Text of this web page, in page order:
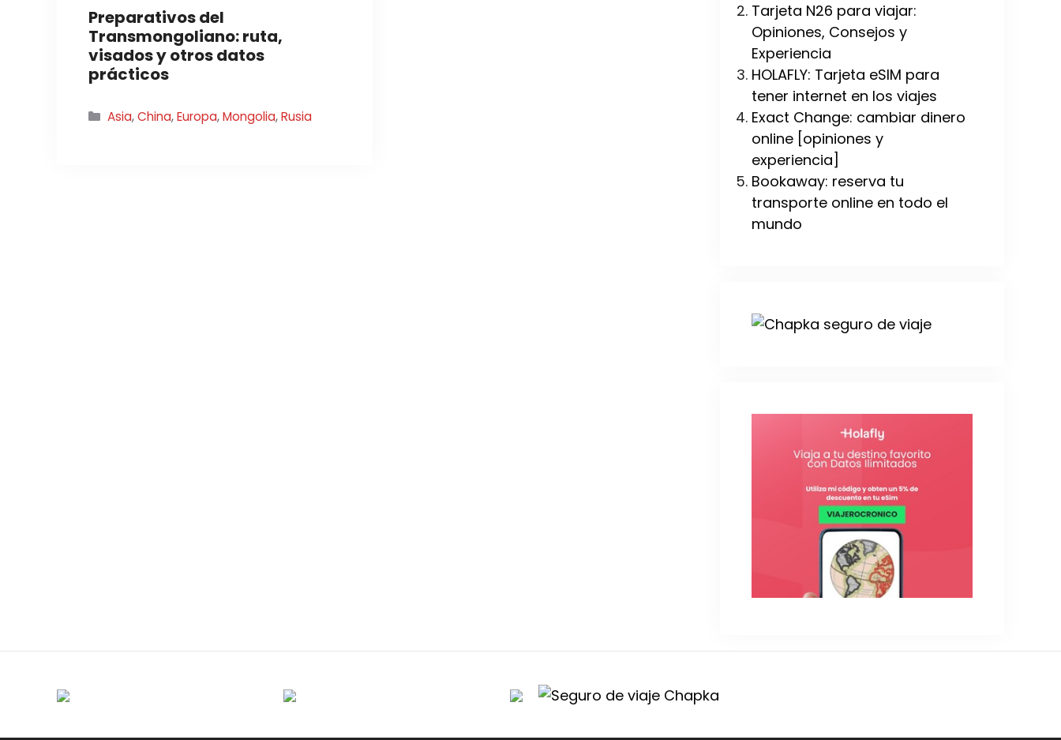
Preparativos del
Transmongoliano: ruta,
visados y otros datos
prácticos
Categorías
Asia,China,Europa,Mongolia,Rusia
Tarjeta N26 para viajar:
Opiniones, Consejos y
Experiencia
HOLAFLY: Tarjeta eSIM para
tener internet en los viajes
Exact Change: cambiar dinero
online [opiniones y
experiencia]
Bookaway: reserva tu
transporte online en todo el
mundo